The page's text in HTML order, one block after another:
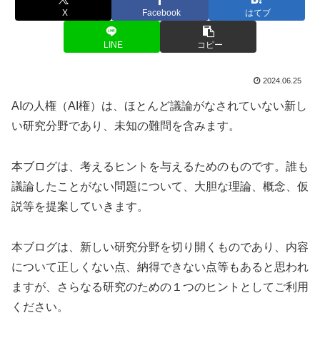
X Facebook はてブ
LINE コピー
2024.06.25
AIの人権（AI権）は、ほとんど議論がなされていない新し
い研究分野であり、未知の難問を含みます。
本ブログは、考えるヒントを与えるためのものです。誰も
議論したことがない問題について、大胆な理論、概念、仮
説等を提案していきます。
本ブログは、新しい研究分野を切り開くものであり、内容
について正しくない点、納得できない点等もあると思われ
ますが、さらなる研究のための１つのヒントとしてご利用
ください。